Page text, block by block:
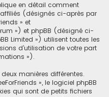
en détail comment
affiliés (désignés ci-après par
» et
») et phpBB (désigné ci-
Limited ») utilisent toutes les
d’utilisation de votre part
»).
manières différentes.
», le logiciel phpBB
qui sont de petits fichiers